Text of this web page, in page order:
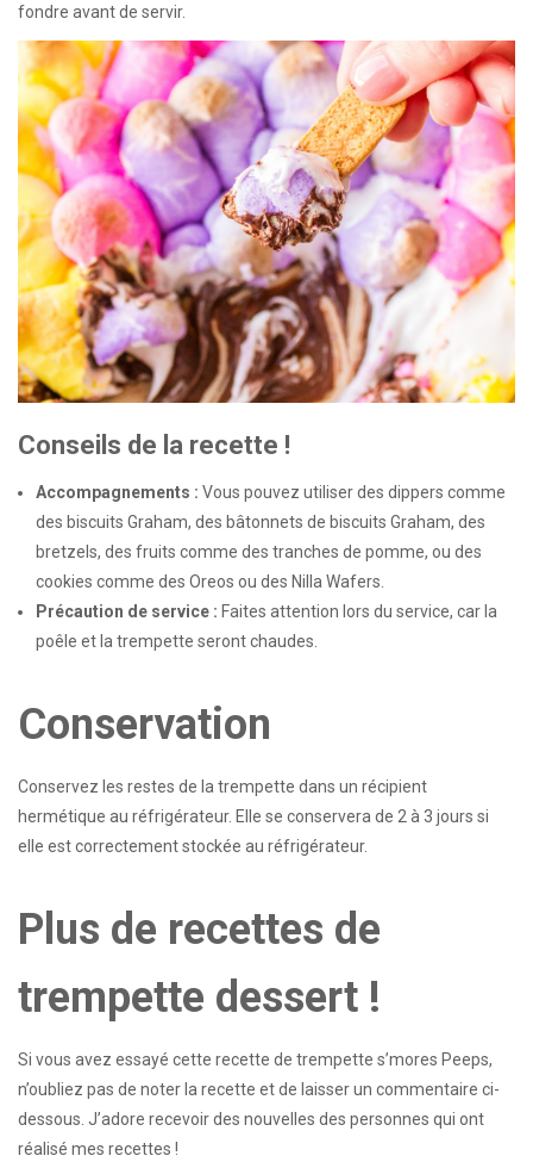
fondre avant de servir.
Conseils de la recette !
Accompagnements : Vous pouvez utiliser des dippers comme
des biscuits Graham, des bâtonnets de biscuits Graham, des
bretzels, des fruits comme des tranches de pomme, ou des
cookies comme des Oreos ou des Nilla Wafers.
Précaution de service : Faites attention lors du service, car la
poêle et la trempette seront chaudes.
Conservation
Conservez les restes de la trempette dans un récipient
hermétique au réfrigérateur. Elle se conservera de 2 à 3 jours si
elle est correctement stockée au réfrigérateur.
Plus de recettes de
trempette dessert !
Si vous avez essayé cette recette de trempette s’mores Peeps,
n’oubliez pas de noter la recette et de laisser un commentaire ci-
dessous. J’adore recevoir des nouvelles des personnes qui ont
réalisé mes recettes !